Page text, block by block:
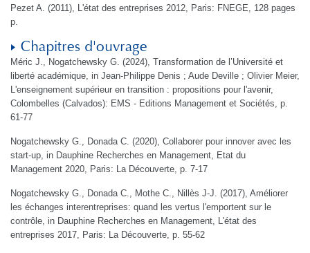
Pezet A. (2011), L'état des entreprises 2012, Paris: FNEGE, 128 pages
p.
Chapitres d'ouvrage
Méric J., Nogatchewsky G. (2024), Transformation de l’Université et
liberté académique, in Jean-Philippe Denis ; Aude Deville ; Olivier Meier,
L'enseignement supérieur en transition : propositions pour l'avenir,
Colombelles (Calvados): EMS - Editions Management et Sociétés, p.
61-77
Nogatchewsky G., Donada C. (2020), Collaborer pour innover avec les
start-up, in Dauphine Recherches en Management, Etat du
Management 2020, Paris: La Découverte, p. 7-17
Nogatchewsky G., Donada C., Mothe C., Nillès J-J. (2017), Améliorer
les échanges interentreprises: quand les vertus l'emportent sur le
contrôle, in Dauphine Recherches en Management, L'état des
entreprises 2017, Paris: La Découverte, p. 55-62